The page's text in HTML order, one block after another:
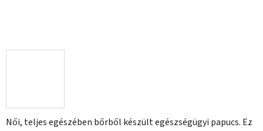
Női, teljes egészében bőrből készült egészségügyi papucs. Ez